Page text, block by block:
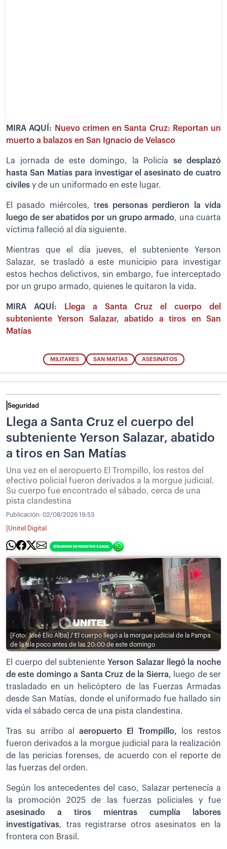
MIRA AQUÍ:
Nuevo crimen en Santa Cruz: Reportan un
muerto a balazos en San Ignacio de Velasco
La jornada de este domingo, la Policía se desplazó
hasta San Matías para investigar el asesinato de cuatro
civiles y de un uniformado en este lugar.
El pasado miércoles, tres personas perdieron la vida
luego de ser abatidos por un grupo armado, una cuarta
víctima falleció al día siguiente.
Mientras que el día jueves, el subteniente Yerson
Salazar, se trasladó a este municipio para investigar
estos hechos delictivos, sin embargo, fue interceptado
por un grupo armado, quienes le quitaron la vida.
MIRA AQUÍ:
Llega a Santa Cruz el cuerpo del
subteniente Yerson Salazar, abatido a tiros en San
Matías
MILITARES SAN MATÍAS ASESINATOS
Seguridad
Llega a Santa Cruz el cuerpo del
subteniente Yerson Salazar, abatido
a tiros en San Matías
Una vez en el aeropuerto El Trompillo, los restos del
efectivo policial fueron derivados a la morgue judicial.
Su cuerpo fue encontrado el sábado, cerca de una
pista clandestina
Publicación: 02/08/2026 19:53
Unitel Digital
[Foto: José Elio Alba] / El cuerpo llegó a la morgue judicial de la Pampa
de la Isla poco antes de las 20:00 de este domingo
El cuerpo del subteniente Yerson Salazar llegó la noche
de este domingo a Santa Cruz de la Sierra,
luego de ser
trasladado en un helicóptero de las Fuerzas Armadas
desde San Matías, donde el uniformado fue hallado sin
vida el sábado cerca de una pista clandestina.
Tras su arribo al aeropuerto El Trompillo, los restos
fueron derivados a la morgue judicial para la realización
de las pericias forenses, de acuerdo con el reporte de
las fuerzas del orden.
Según los antecedentes del caso, Salazar pertenecía a
la promoción 2025 de las fuerzas policiales y fue
asesinado a tiros mientras cumplía labores
investigativas, tras registrarse otros asesinatos en la
frontera con Brasil.